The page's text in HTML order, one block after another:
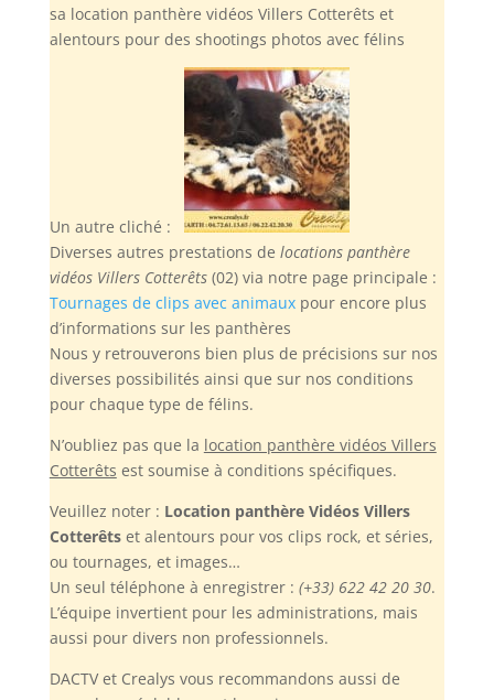
sa location panthère vidéos Villers Cotterêts et
alentours pour des shootings photos avec félins
Un autre cliché :
Diverses autres prestations de locations panthère
vidéos Villers Cotterêts(02) via notre page principale :
Tournages de clips avec animauxpour encore plus
d’informations sur les panthères
Nous y retrouverons bien plus de précisions sur nos
diverses possibilités ainsi que sur nos conditions
pour chaque type de félins.
N’oubliez pas que la location panthère vidéos Villers
Cotterêts est soumise à conditions spécifiques.
Veuillez noter : Location panthère Vidéos Villers
Cotterêtset alentours pour vos clips rock, et séries,
ou tournages, et images…
Un seul téléphone à enregistrer : (+33) 622 42 20 30.
L’équipe invertient pour les administrations, mais
aussi pour divers non professionnels.
DACTV et Crealys vous recommandons aussi de